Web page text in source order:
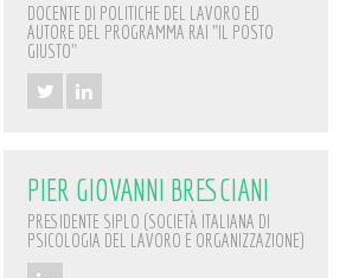
DOCENTE DI POLITICHE DEL LAVORO ED
AUTORE DEL PROGRAMMA RAI "IL POSTO
GIUSTO"
PIER GIOVANNI BRESCIANI
PRESIDENTE SIPLO (SOCIETÀ ITALIANA DI
PSICOLOGIA DEL LAVORO E ORGANIZZAZIONE)